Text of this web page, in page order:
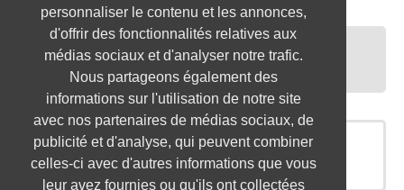
personnaliser le contenu et les annonces,
d'offrir des fonctionnalités relatives aux
médias sociaux et d'analyser notre trafic.
Nous partageons également des
informations sur l'utilisation de notre site
avec nos partenaires de médias sociaux, de
publicité et d'analyse, qui peuvent combiner
celles-ci avec d'autres informations que vous
leur avez fournies ou qu'ils ont collectées
Préparez vos entretiens,
TESTEZ-VOUS
OFFRES SIMILAIRES